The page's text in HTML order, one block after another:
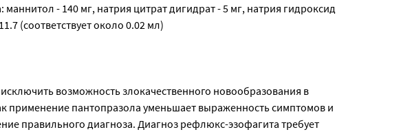
- 140 мг, натрия цитрат дигидрат - 5 мг, натрия гидроксид
(соответствует около 0.02 мл)
возможность злокачественного новообразования в
применение пантопразола уменьшает выраженность симптомов и
правильного диагноза. Диагноз рефлюкс-эзофагита требует